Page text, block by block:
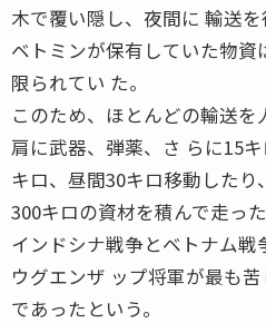
木で覆い隠し、夜間に 輸送を
ベトミンが保有していた物
限られてい た。
このため、ほとんどの輸送を
肩に武器、弾薬、さ らに15
キロ、昼間30キロ移動した
300キロの資材を積んで走っ
インドシナ戦争とベトナム
ウグエンザ ップ将軍が最も
であったという。